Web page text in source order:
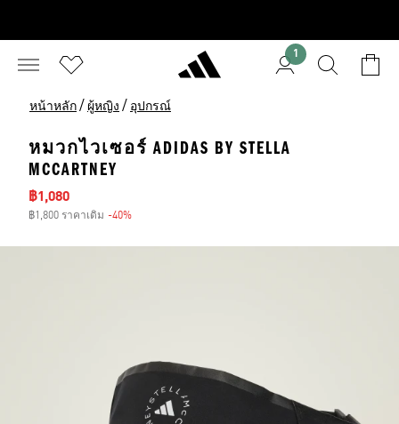
1
หน้าหลัก / ผู้หญิง / อุปกรณ์
หมวกไวเซอร์ ADIDAS BY STELLA
MCCARTNEY
ราคาลด
฿1,080
฿1,800 ราคาเดิม -40%